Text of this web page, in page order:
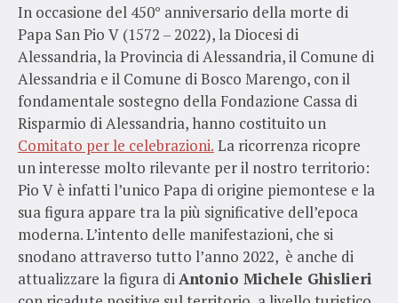
In occasione del 450° anniversario della morte di
Papa San Pio V (1572 – 2022), la Diocesi di
Alessandria, la Provincia di Alessandria, il Comune di
Alessandria e il Comune di Bosco Marengo, con il
fondamentale sostegno della Fondazione Cassa di
Risparmio di Alessandria, hanno costituito un
Comitato per le celebrazioni. La ricorrenza ricopre
un interesse molto rilevante per il nostro territorio:
Pio V è infatti l’unico Papa di origine piemontese e la
sua figura appare tra la più significative dell’epoca
moderna. L’intento delle manifestazioni, che si
snodano attraverso tutto l’anno 2022, è anche di
attualizzare la figura diAntonio Michele Ghislieri